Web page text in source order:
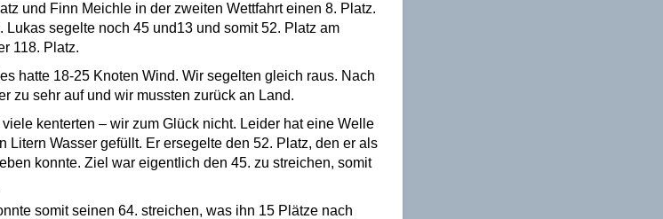
und Finn Meichle in der zweiten Wettfahrt einen 8. Platz.
segelte noch 45 und13 und somit 52. Platz am
118. Platz.
hatte 18-25 Knoten Wind. Wir segelten gleich raus. Nach
zu sehr auf und wir mussten zurück an Land.
kenterten – wir zum Glück nicht. Leider hat eine Welle
Litern Wasser gefüllt. Er ersegelte den 52. Platz, den er als
konnte. Ziel war eigentlich den 45. zu streichen, somit
somit seinen 64. streichen, was ihn 15 Plätze nach